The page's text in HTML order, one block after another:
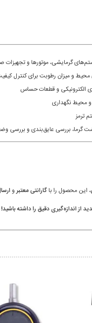
گرمایشی، موتورها و تجهیزات
محیط و میزان رطوبت برای کنترل
الکترونیکی و قطعات حساس
محیط نگهداری
ترمز
بررسی عایق‌بندی و بررسی
، این محصول را باگارانتی معتبرو
اندازه‌گیری دقیق را داشته باشید!